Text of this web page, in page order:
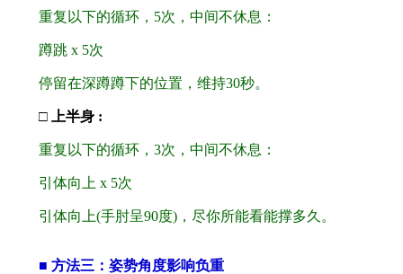
重复以下的循环，5次，中间不休息：
蹲跳 x 5次
停留在深蹲蹲下的位置，维持30秒。
□ 上半身 :
重复以下的循环，3次，中间不休息：
引体向上 x 5次
引体向上(手肘呈90度)，尽你所能看能撑多久。
■ 方法三：姿势角度影响负重